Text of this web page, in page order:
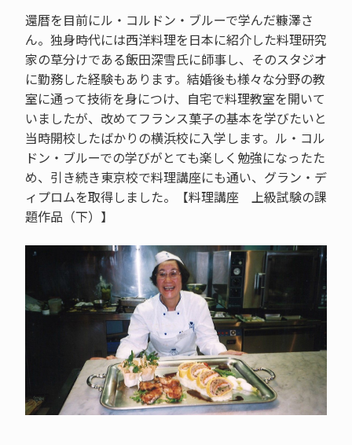
還暦を目前にル・コルドン・ブルーで学んだ糠澤さ
ん。独身時代には西洋料理を日本に紹介した料理研究
家の草分けである飯田深雪氏に師事し、そのスタジオ
に勤務した経験もあります。結婚後も様々な分野の教
室に通って技術を身につけ、自宅で料理教室を開いて
いましたが、改めてフランス菓子の基本を学びたいと
当時開校したばかりの横浜校に入学します。ル・コル
ドン・ブルーでの学びがとても楽しく勉強になったた
め、引き続き東京校で料理講座にも通い、グラン・デ
ィプロムを取得しました。【料理講座 上級試験の課
題作品（下）】